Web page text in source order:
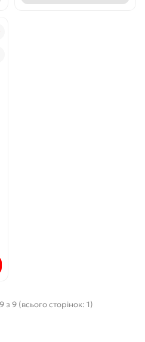
з 9 (всього сторінок: 1)